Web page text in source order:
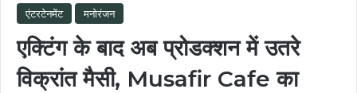
एंटरटेनमेंट मनोरंजन
एक्टिंग के बाद अब प्रोडक्शन में उतरे
विक्रांत मैसी, Musafir Cafe का